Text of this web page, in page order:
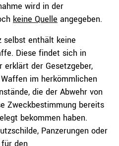
wird in der
keine Quelle angegeben.
selbst enthält keine
Diese findet sich in
erklärt der Gesetzgeber,
im herkömmlichen
die der Abwehr von
Zweckbestimmung bereits
bekommen haben.
Panzerungen oder